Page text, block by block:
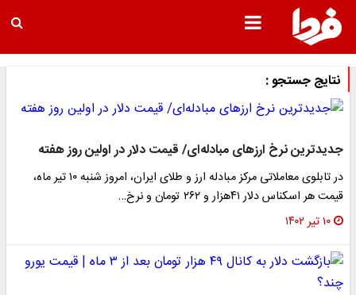
نتایج جستجو :
جدیدترین نرخ ارزهای مبادله‌ای/ قیمت دلار در اولین روز هفته
در تابلوی معاملاتی مرکز مبادله ارز و طلای ایران، امروز شنبه ۱۰ تیر ماه،
قیمت هر اسکناس دلار ۴۱هزار و ۲۶۲ تومان و نرخ…
۱۰ تیر ۱۴۰۲